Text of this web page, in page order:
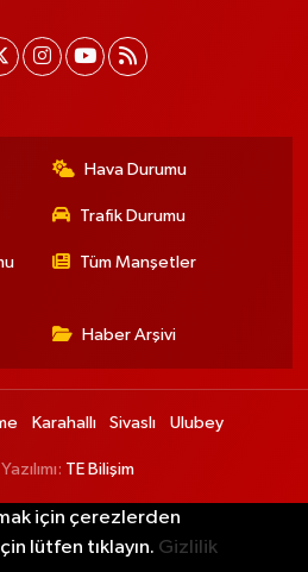
Hava Durumu
Trafik Durumu
Tüm Manşetler
Haber Arşivi
Karahallı Sivaslı Ulubey
TE Bilişim
için çerezlerden
lütfen tıklayın. Gizlilik